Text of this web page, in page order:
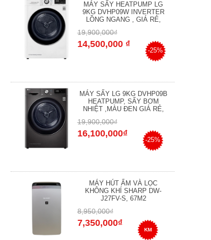
MÁY SẤY HEATPUMP LG
9KG DVHP09W INVERTER
LỒNG NGANG , GIÁ RẺ,
19,900,000₫
14,500,000 ₫
-25%
MÁY SẤY LG 9KG DVHP09B
HEATPUMP, SẤY BƠM
NHIỆT ,MÀU ĐEN GIÁ RẺ,
19,900,000₫
16,100,000₫
-25%
MÁY HÚT ẨM VÀ LỌC
KHÔNG KHÍ SHARP DW-
J27FV-S, 67M2
8,950,000₫
7,350,000₫
KM